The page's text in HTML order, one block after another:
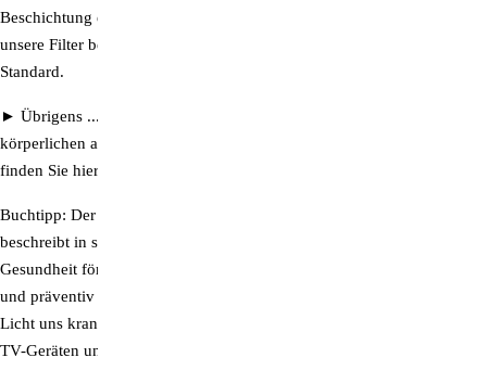
Beschichtung erleichtert die Pflege. Selbstverständlich schützen alle
unsere Filter bestmöglich vor UV-Licht und erfüllen den UV 400
Standard.
► Übrigens ...
körperlichen als auch auf der seelisch-emotionalen Ebene wirken,
finden Sie hier:
Buchtipp: Der führende Lichtexperte Dr. med Alexander Wunsch
beschreibt in seinem Buch "
Gesundheit fördert, den biologischen Rhythmus im Gleichgewicht hält
und präventiv und heilend eingesetzt werden kann – und schlechtes
Licht uns krank macht und worauf man beim Umgang mit Computern,
TV-Geräten und Smartphones achten sollte!